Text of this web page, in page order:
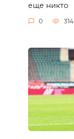
еще никто
0 314